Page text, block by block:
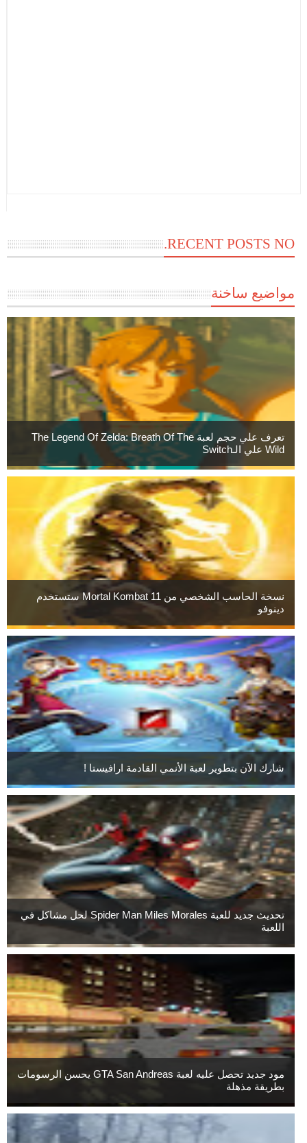
RECENT POSTS NO.
مواضيع ساخنة
تعرف علي حجم لعبة The Legend Of Zelda: Breath Of The
Wild علي الـSwitch
نسخة الحاسب الشخصي من Mortal Kombat 11 ستستخدم
دينوفو
شارك الآن بتطوير لعبة الأنمي القادمة ارافيستا !
تحديث جديد للعبة Spider Man Miles Morales لحل مشاكل في
اللعبة
مود جديد تحصل عليه لعبة GTA San Andreas يحسن الرسومات
بطريقة مذهلة